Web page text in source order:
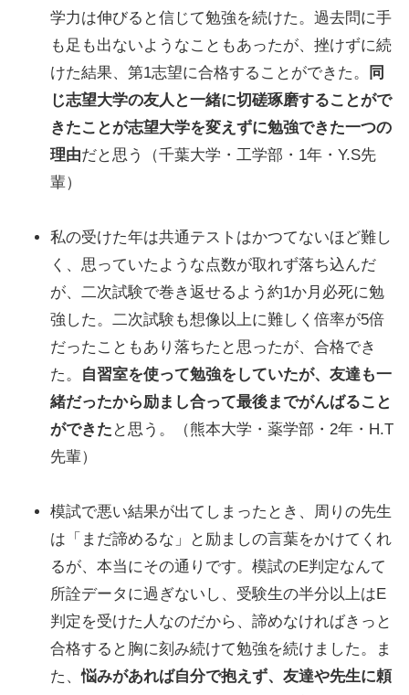
学力は伸びると信じて勉強を続けた。過去問に手
も足も出ないようなこともあったが、挫けずに続
けた結果、第1志望に合格することができた。
同
じ志望大学の友人と一緒に切磋琢磨することがで
きたことが志望大学を変えずに勉強できた一つの
理由だと思う（千葉大学・工学部・1年・Y.S先
輩）
私の受けた年は共通テストはかつてないほど難し
く、思っていたような点数が取れず落ち込んだ
が、二次試験で巻き返せるよう約1か月必死に勉
強した。二次試験も想像以上に難しく倍率が5倍
だったこともあり落ちたと思ったが、合格でき
た。
自習室を使って勉強をしていたが、友達も一
緒だったから励まし合って最後までがんばること
ができた と思う。（熊本大学・薬学部・2年・H.T
先輩）
模試で悪い結果が出てしまったとき、周りの先生
は「まだ諦めるな」と励ましの言葉をかけてくれ
るが、本当にその通りです。模試のE判定なんて
所詮データに過ぎないし、受験生の半分以上はE
判定を受けた人なのだから、諦めなければきっと
合格すると胸に刻み続けて勉強を続けました。ま
た、悩みがあれば自分で抱えず、友達や先生に頼